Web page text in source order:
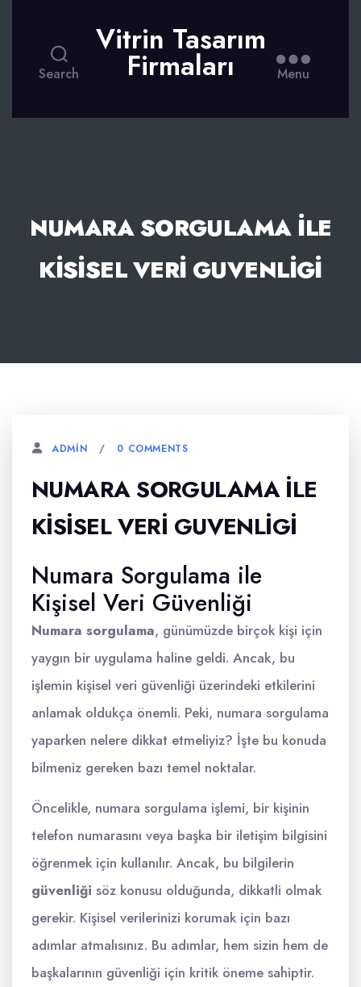
Search
Vitrin Tasarım
Firmaları Menu
NUMARA SORGULAMA İLE
KISISEL VERI GUVENLIGI
ADMIN 0 COMMENTS
NUMARA SORGULAMA İLE
KISISEL VERI GUVENLIGI
Numara Sorgulama ile
Kişisel Veri Güvenliği
Numara sorgulama, günümüzde birçok kişi için
yaygın bir uygulama haline geldi. Ancak, bu
işlemin kişisel veri güvenliği üzerindeki etkilerini
anlamak oldukça önemli. Peki, numara sorgulama
yaparken nelere dikkat etmeliyiz? İşte bu konuda
bilmeniz gereken bazı temel noktalar.
Öncelikle, numara sorgulama işlemi, bir kişinin
telefon numarasını veya başka bir iletişim bilgisini
öğrenmek için kullanılır. Ancak, bu bilgilerin
güvenliği söz konusu olduğunda, dikkatli olmak
gerekir. Kişisel verilerinizi korumak için bazı
adımlar atmalısınız. Bu adımlar, hem sizin hem de
başkalarının güvenliği için kritik öneme sahiptir.